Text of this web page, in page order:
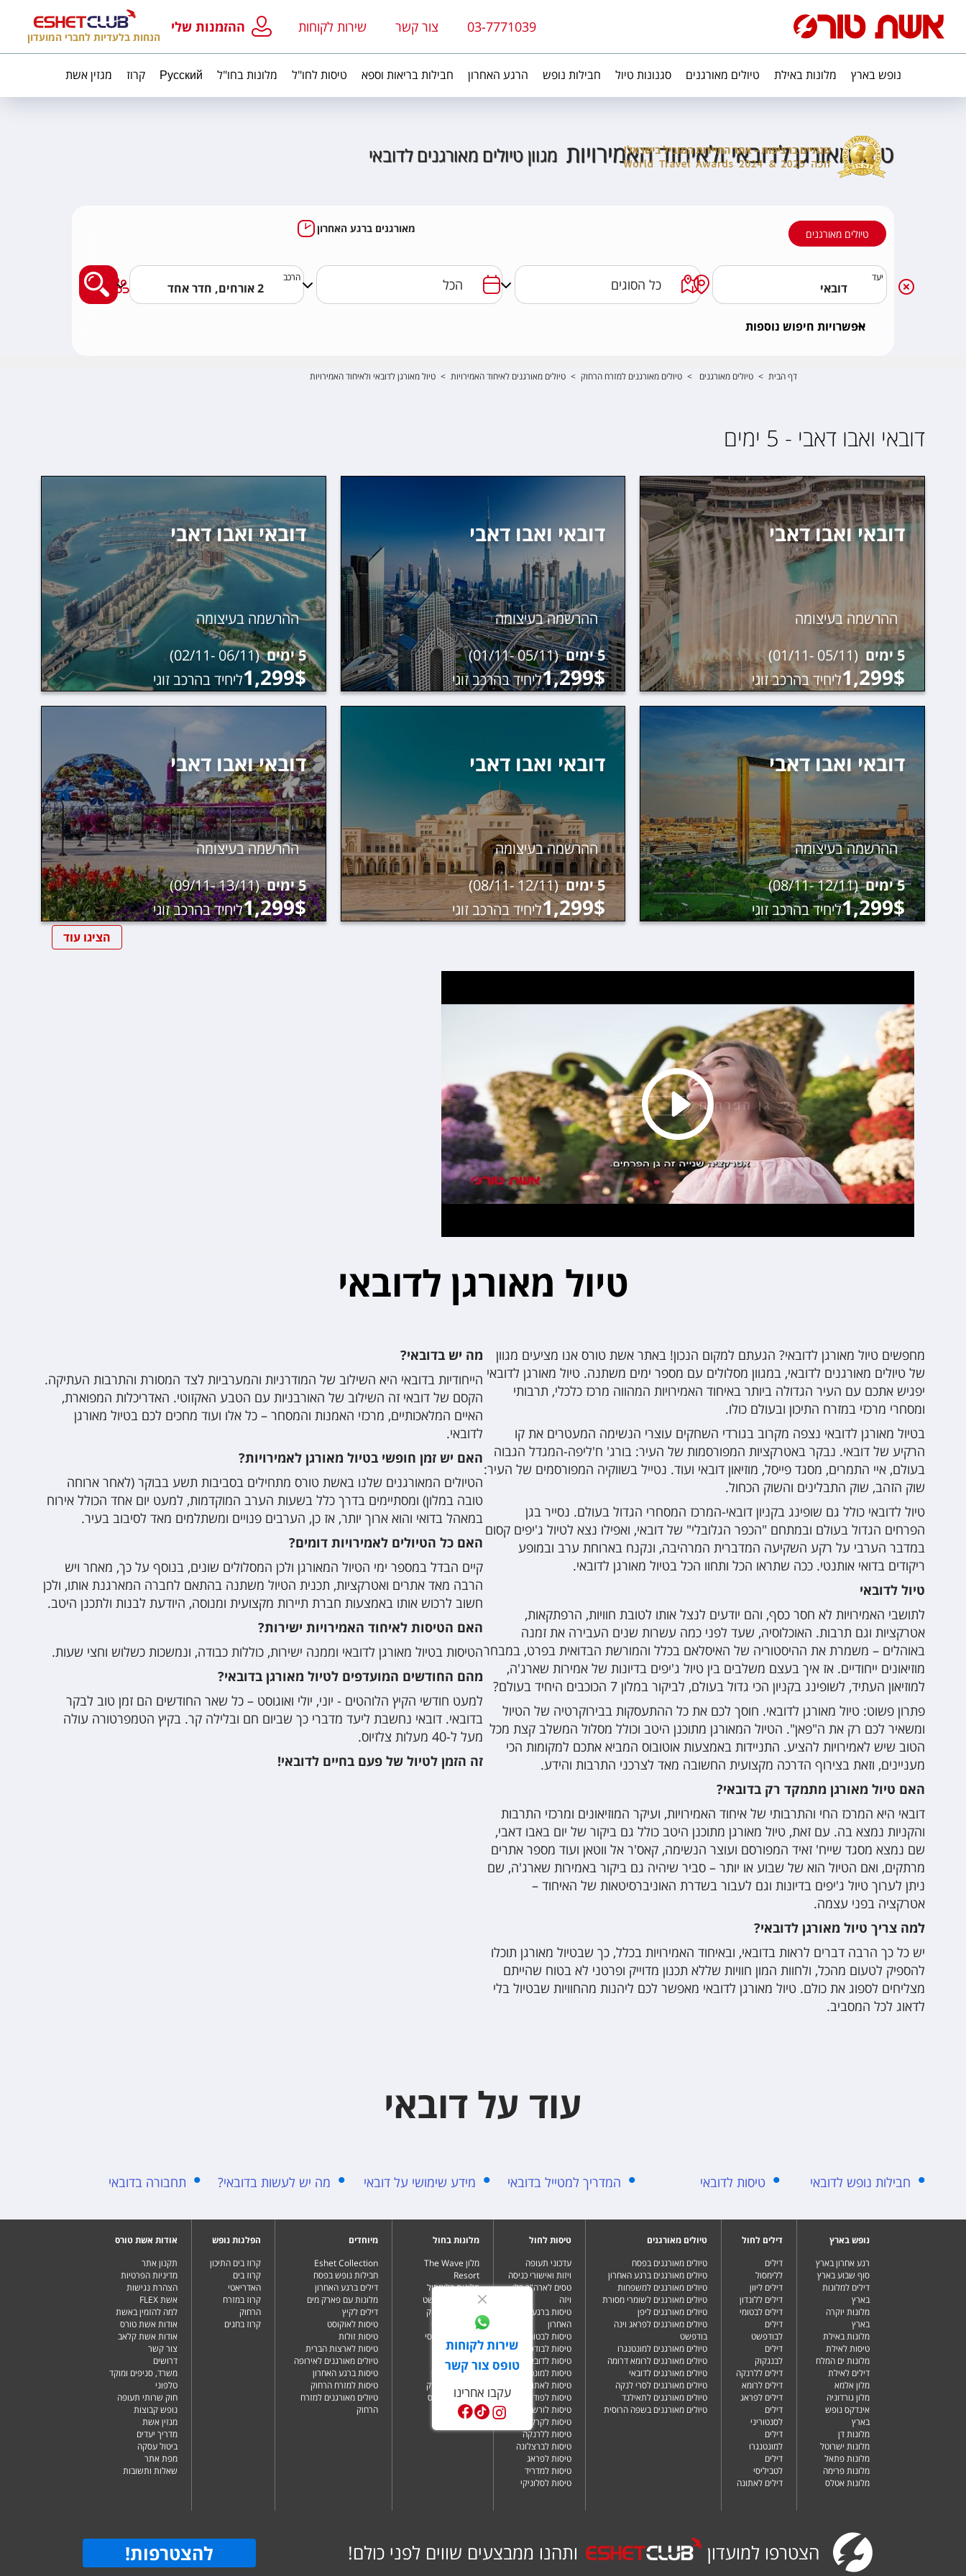
03-7771039 צור קשר שירות לקוחות ההזמנות שלי
הנחות בלעדיות לחברי המועדון
נופש בארץ מלונות באילת טיולים מאורגנים סגנונות טיול חבילות נופש הרגע האחרון חבילות בריאות וספא טיסות לחו"ל מלונות בחו"ל Русский קרוז מגזין אשת
שירות לקוחות
טופס צור קשר
עקבו אחרינו
טיול מאורגן לדובאי ולאיחוד האמירויות מגוון טיולים מאורגנים לדובאי
טיולים מאורגנים מאורגנים ברגע האחרון
יעד הרכב מצאו לי טיול מאורגן
אפשרויות חיפוש נוספות
דף הבית > טיולים מאורגנים > טיולים מאורגנים למזרח הרחוק > טיולים מאורגנים לאיחוד האמירויות > טיול מאורגן לדובאי ולאיחוד האמירויות
דובאי ואבו דאבי - 5 ימים
דובאי ואבו דאבי
ההרשמה בעיצומה
5ימים (
05/11
-
01/11
)
1,299$ ליחיד בהרכב זוגי
דובאי ואבו דאבי
ההרשמה בעיצומה
5ימים (
05/11
-
01/11
)
1,299$ ליחיד בהרכב זוגי
דובאי ואבו דאבי
ההרשמה בעיצומה
5ימים (
06/11
-
02/11
)
1,299$ ליחיד בהרכב זוגי
דובאי ואבו דאבי
ההרשמה בעיצומה
5ימים (
12/11
-
08/11
)
1,299$ ליחיד בהרכב זוגי
דובאי ואבו דאבי
ההרשמה בעיצומה
5ימים (
12/11
-
08/11
)
1,299$ ליחיד בהרכב זוגי
דובאי ואבו דאבי
ההרשמה בעיצומה
5ימים (
13/11
-
09/11
)
1,299$ ליחיד בהרכב זוגי
הציגו עוד
טיול מאורגן לדובאי
מחפשים טיול מאורגן לדובאי? הגעתם למקום הנכון! באתר אשת טורס אנו מציעים מגוון
של טיולים מאורגנים לדובאי, במגוון מסלולים עם מספר ימים משתנה. טיול מאורגן לדובאי
יפגיש אתכם עם העיר הגדולה ביותר באיחוד האמירויות המהווה מרכז כלכלי, תרבותי
ומסחרי מרכזי במזרח התיכון ובעולם כולו.
בטיול מאורגן לדובאי נצפה מקרוב בגורדי השחקים עוצרי הנשימה המעטרים את קו
הרקיע של דובאי. נבקר באטרקציות המפורסמות של העיר: בורג' ח'ליפה-המגדל הגבוה
בעולם, איי התמרים, מסגד פייסל, מוזיאון דובאי ועוד. נטייל בשווקיה המפורסמים של העיר:
שוק הזהב, שוק התבלינים והשוק הכחול.
טיול לדובאי כולל גם שופינג בקניון דובאי-המרכז המסחרי הגדול בעולם. נסייר בגן
הפרחים הגדול בעולם ובמתחם "הכפר הגלובלי" של דובאי, ואפילו נצא לטיול ג'יפים קסום
במדבר הערבי על רקע השקיעה המדברית המרהיבה, ונקנח בארוחת ערב ובמופע
ריקודים בדואי אותנטי. ככה שתראו הכל ותחוו הכל בטיול מאורגן לדובאי.
טיול לדובאי
לתושבי האמירויות לא חסר כסף, והם יודעים לנצל אותו לטובת חוויות, הרפתקאות,
אטרקציות וגם תרבות. האוכלוסיה, שעד לפני כמה עשרות שנים העבירה את זמנה
באוהלים – משמרת את ההיסטוריה של האיסלאם בכלל והמורשת הבדואית בפרט, במבחר
מוזיאונים ייחודיים. אז איך בעצם משלבים בין טיול ג'יפים בדיונות של אמירות שארג'ה,
למוזיאון העתיד, לשופינג בקניון הכי גדול בעולם, לביקור במלון 7 הכוכבים היחיד בעולם?
פתרון פשוט: טיול מאורגן לדובאי. חוסך לכם את כל ההתעסקות בבירוקרטיה של הטיול
ומשאיר לכם רק את ה"פאן". הטיול המאורגן מתוכנן היטב וכולל מסלול המשלב קצת מכל
הטוב שיש לאמירויות להציע. התניידות באמצעות אוטובוס המביא אתכם למקומות הכי
מעניינים, וזאת בצירוף הדרכה מקצועית החשובה מאד לצרכני התרבות והידע.
האם טיול מאורגן מתמקד רק בדובאי?
דובאי היא המרכז החי והתרבותי של איחוד האמירויות, ועיקר המוזיאונים ומרכזי התרבות
והקניות נמצא בה. עם זאת, טיול מאורגן מתוכנן היטב כולל גם ביקור של יום באבו דאבי,
שם נמצא מסגד שייח' זאיד המפורסם ועוצר הנשימה, קאס'ר אל ווטאן ועוד מספר אתרים
מרתקים, ואם הטיול הוא של שבוע או יותר – סביר שיהיה גם ביקור באמירות שארג'ה, שם
ניתן לערוך טיול ג'יפים בדיונות וגם לעבור בשדרת האוניברסיטאות של האיחוד –
אטרקציה בפני עצמה.
למה צריך טיול מאורגן לדובאי?
יש כל כך הרבה דברים לראות בדובאי, ובאיחוד האמירויות בכלל, כך שבטיול מאורגן תוכלו
להספיק לטעום מהכל, ולחוות המון חוויות שללא תכנון מדוייק ופרטני לא בטוח שהייתם
מצליחים לספוג את כולם. טיול מאורגן לדובאי מאפשר לכם ליהנות מהחוויות שבטיול בלי
לדאוג לכל המסביב.
מה יש בדובאי?
הייחודיות בדובאי היא השילוב של המודרניות והמערביות לצד המסורת והתרבות העתיקה.
הקסם של דובאי זה השילוב של האורבניות עם הטבע האקזוטי. האדריכלות המפוארת,
האיים המלאכותיים, מרכזי האמנות והמסחר – כל אלו ועוד מחכים לכם בטיול מאורגן
לדובאי.
האם יש זמן חופשי בטיול מאורגן לאמירויות?
הטיולים המאורגנים שלנו באשת טורס מתחילים בסביבות תשע בבוקר (לאחר ארוחה
טובה במלון) ומסתיימים בדרך כלל בשעות הערב המוקדמות, למעט יום אחד הכולל אירוח
במאהל בדואי והוא ארוך יותר, אז כן, הערבים פנויים ומשתלמים מאד לסיבוב בעיר.
האם כל הטיולים לאמירויות דומים?
קיים הבדל במספר ימי הטיול המאורגן ולכן המסלולים שונים, בנוסף על כך, מאחר ויש
הרבה מאד אתרים ואטרקציות, תכנית הטיול משתנה בהתאם לחברה המארגנת אותו, ולכן
חשוב לרכוש אותו באמצעות חברת תיירות מקצועית ומנוסה, היודעת לבנות ולתכנן היטב.
האם הטיסות לאיחוד האמירויות ישירות?
הטיסות בטיול מאורגן לדובאי וממנה ישירות, כוללות כבודה, ונמשכות כשלוש וחצי שעות.
מהם החודשים המועדפים לטיול מאורגן בדובאי?
למעט חודשי הקיץ הלוהטים - יוני, יולי ואוגוסט – כל שאר החודשים הם זמן טוב לבקר
בדובאי. דובאי נחשבת ליעד מדברי כך שביום חם ובלילה קר. בקיץ הטמפרטורה עולה
מעל ל-40 מעלות צלזיוס.
זה הזמן לטיול של פעם בחיים לדובאי!
עוד על דובאי
חבילות נופש לדובאי טיסות לדובאי המדריך למטייל בדובאי מידע שימושי על דובאי מה יש לעשות בדובאי? תחבורה בדובאי
נופש בארץ
רגע אחרון בארץ
סוף שבוע בארץ
דילים למלונות
בארץ
מלונות יוקרה
בארץ
מלונות באילת
טיסות לאילת
מלונות ים המלח
דילים לאילת
מלון אלמא
מלון גורדוניה
אינדקס נופש
בארץ
מלונות דן
מלונות ישרוטל
מלונות פתאל
מלונות פרימה
מלונות אטלס
דילים לחול
דילים
ללימסול
דילים ליוון
דילים ללונדון
דילים לבטומי
דילים
לבודפשט
דילים
לבנגקוק
דילים ללרנקה
דילים לרומא
דילים לפראג
דילים
לסנטוריני
דילים
למונטנגרו
דילים
לטביליסי
דילים לאתונה
טיולים מאורגנים
טיולים מאורגנים בפסח
טיולים מאורגנים ברגע האחרון
טיולים מאורגנים למשפחות
טיולים מאורגנים לשומרי מסורת
טיולים מאורגנים ליפן
טיולים מאורגנים לפראג וינה
בודפשט
טיולים מאורגנים למונטנגרו
טיולים מאורגנים לרומא דרומה
טיולים מאורגנים לדובאי
טיולים מאורגנים לסרי לנקה
טיולים מאורגנים לתאילנד
טיולים מאורגנים בשפה הרוסית
טיסות לחול
עדכוני תעופה
ויזות ואישורי כניסה
טסים לארה"ב בלי
ויזה
טיסות ברגע
האחרון
טיסות לבטומי
טיסות לבודפשט
טיסות לדובאי
טיסות למונטנגרו
טיסות לאתונה
טיסות לפודגוריצה
טיסות לורשה
טיסות לקרקוב
טיסות ללרנקה
טיסות לברצלונה
טיסות לפראג
טיסות למדריד
טיסות לסלוניקי
מלונות בחול
מלון The Wave
Resort
מלונות בלימסול
מלונות בבודפשט
מלונות בבנגקוק
מלונות בבטומי
מלונות בטביליסי
מלונות בברלין
מלונות בדובאי
מלונות בלונדון
מלונות בניו יורק
מלונות בפאפוס
מיוחדים
Eshet Collection
חבילות נופש בפסח
דילים ברגע האחרון
מלונות עם פארק מים
דילים לקיץ
טיסות לאוקוסט
טיסות זולות
טיסות לארצות הברית
טיולים מאורגנים לאירופה
טיסות ברגע האחרון
טיסות למזרח הרחוק
טיולים מאורגנים למזרח
הרחוק
הפלגות נופש
קרוז בים התיכון
קרוז בים
האדריאטי
קרוז במזרח
הרחוק
קרוז בחגים
אודות אשת טורס
תקנון אתר
מדיניות הפרטיות
הצהרת נגישות
אשת FLEX
למה להזמין באשת
אודות אשת טורס
אודות אשת קלאב
צור קשר
דרושים
משרד, סניפים ומוקד
טלפוני
חוק שרותי תעופה
נופש קבוצות
מגזין אשת
מדריך יעדים
ביטול עסקה
מפת אתר
שאלות ותשובות
הצטרפו למועדון ותהנו ממבצעים שווים לפני כולם! להצטרפות!